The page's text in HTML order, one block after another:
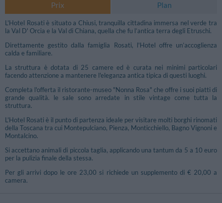
Autres photos
Prix Plan
L'Hotel Rosati è situato a Chiusi, tranquilla cittadina immersa nel verde tra
la Val D' Orcia e la Val di Chiana, quella che fu l’antica terra degli Etruschi.
Direttamente gestito dalla famiglia Rosati, l'Hotel offre un’accoglienza
calda e familiare.
La struttura è dotata di 25 camere ed è curata nei minimi particolari
facendo attenzione a mantenere l'eleganza antica tipica di questi luoghi.
Completa l'offerta il ristorante-museo "Nonna Rosa" che offre i suoi piatti di
grande qualità. le sale sono arredate in stile vintage come tutta la
struttura.
L'Hotel Rosati è il punto di partenza ideale per visitare molti borghi rinomati
della Toscana tra cui Montepulciano, Pienza, Monticchiello, Bagno Vignoni e
Montalcino.
Si accettano animali di piccola taglia, applicando una tantum da 5 a 10 euro
per la pulizia finale della stessa.
Per gli arrivi dopo le ore 23,00 si richiede un supplemento di € 20,00 a
camera.